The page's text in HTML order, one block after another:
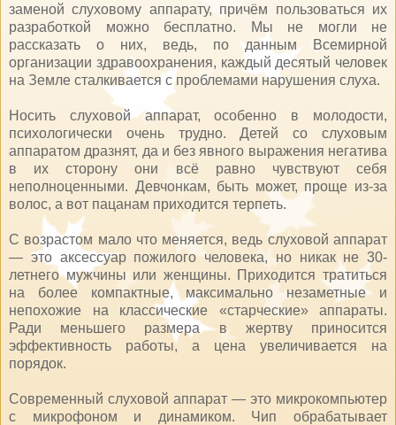
заменой слуховому аппарату, причём пользоваться их
разработкой можно бесплатно. Мы не могли не
рассказать о них, ведь, по данным Всемирной
организации здравоохранения, каждый десятый человек
на Земле сталкивается с проблемами нарушения слуха.
Носить слуховой аппарат, особенно в молодости,
психологически очень трудно. Детей со слуховым
аппаратом дразнят, да и без явного выражения негатива
в их сторону они всё равно чувствуют себя
неполноценными. Девчонкам, быть может, проще из-за
волос, а вот пацанам приходится терпеть.
С возрастом мало что меняется, ведь слуховой аппарат
— это аксессуар пожилого человека, но никак не 30-
летнего мужчины или женщины. Приходится тратиться
на более компактные, максимально незаметные и
непохожие на классические «старческие» аппараты.
Ради меньшего размера в жертву приносится
эффективность работы, а цена увеличивается на
порядок.
Современный слуховой аппарат — это микрокомпьютер
с микрофоном и динамиком. Чип обрабатывает